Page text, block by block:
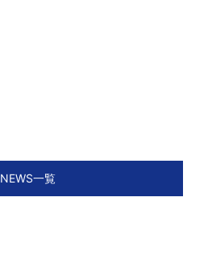
NEWS一覧